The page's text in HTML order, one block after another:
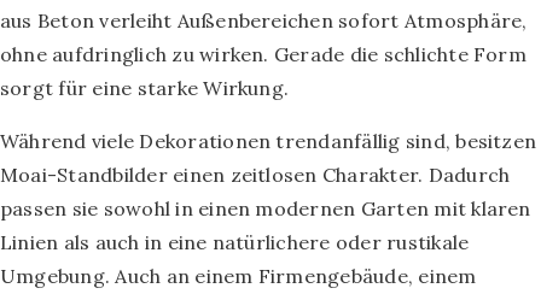
aus Beton verleiht Außenbereichen sofort Atmosphäre,
ohne aufdringlich zu wirken. Gerade die schlichte Form
sorgt für eine starke Wirkung.
Während viele Dekorationen trendanfällig sind, besitzen
Moai-Standbilder einen zeitlosen Charakter. Dadurch
passen sie sowohl in einen modernen Garten mit klaren
Linien als auch in eine natürlichere oder rustikale
Umgebung. Auch an einem Firmengebäude, einem